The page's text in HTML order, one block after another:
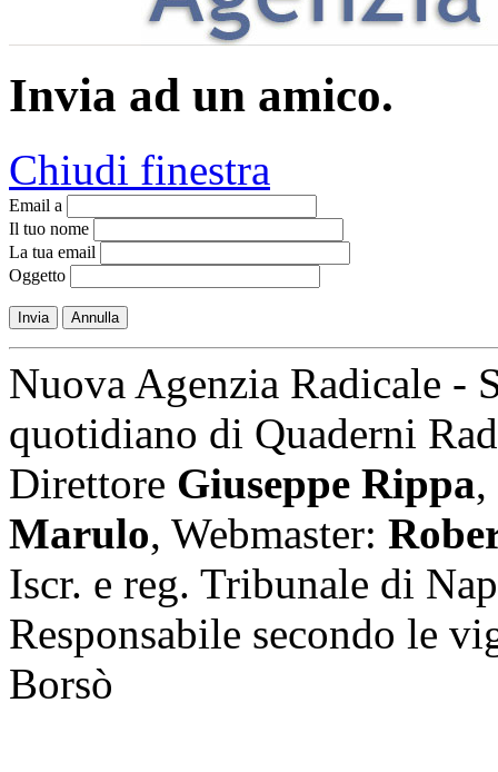
Invia ad un amico.
Chiudi finestra
Email a
Il tuo nome
La tua email
Oggetto
Invia Annulla
Nuova Agenzia Radicale -
quotidiano di Quaderni
Direttore Giuseppe Rippa,
Marulo, Webmaster:
Iscr. e reg. Tribunale di
Responsabile secondo le
Borsò